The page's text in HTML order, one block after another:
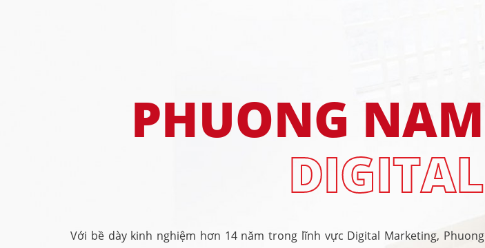
PHUONG NAM
DIGITAL
Với bề dày kinh nghiệm hơn 14 năm trong lĩnh vực Digital Marketing, Phuong